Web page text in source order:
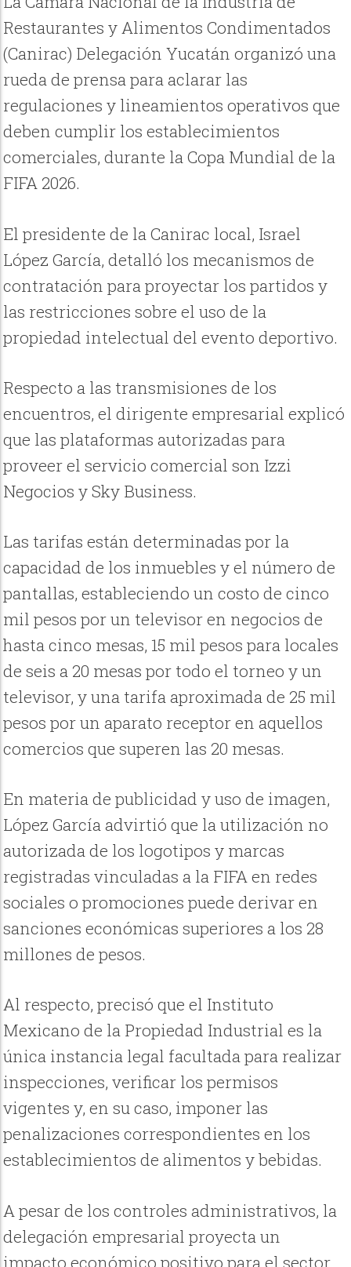
Restaurantes y Alimentos Condimentados
(Canirac) Delegación Yucatán organizó una
rueda de prensa para aclarar las
regulaciones y lineamientos operativos que
deben cumplir los establecimientos
comerciales, durante la Copa Mundial de la
FIFA 2026.
El presidente de la Canirac local, Israel
López García, detalló los mecanismos de
contratación para proyectar los partidos y
las restricciones sobre el uso de la
propiedad intelectual del evento deportivo.
Respecto a las transmisiones de los
encuentros, el dirigente empresarial explicó
que las plataformas autorizadas para
proveer el servicio comercial son Izzi
Negocios y Sky Business.
Las tarifas están determinadas por la
capacidad de los inmuebles y el número de
pantallas, estableciendo un costo de cinco
mil pesos por un televisor en negocios de
hasta cinco mesas, 15 mil pesos para locales
de seis a 20 mesas por todo el torneo y un
televisor, y una tarifa aproximada de 25 mil
pesos por un aparato receptor en aquellos
comercios que superen las 20 mesas.
En materia de publicidad y uso de imagen,
López García advirtió que la utilización no
autorizada de los logotipos y marcas
registradas vinculadas a la FIFA en redes
sociales o promociones puede derivar en
sanciones económicas superiores a los 28
millones de pesos.
Al respecto, precisó que el Instituto
Mexicano de la Propiedad Industrial es la
única instancia legal facultada para realizar
inspecciones, verificar los permisos
vigentes y, en su caso, imponer las
penalizaciones correspondientes en los
establecimientos de alimentos y bebidas.
A pesar de los controles administrativos, la
delegación empresarial proyecta un
impacto económico positivo para el sector